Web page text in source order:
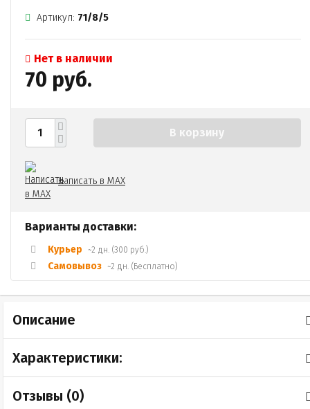
Артикул: 71/8/5
Нет в наличии
70 руб.
В корзину
Написать в MAX
Варианты доставки:
Курьер ~2 дн. (300 руб.)
Самовывоз ~2 дн. (Бесплатно)
Описание
Характеристики:
Отзывы (0)